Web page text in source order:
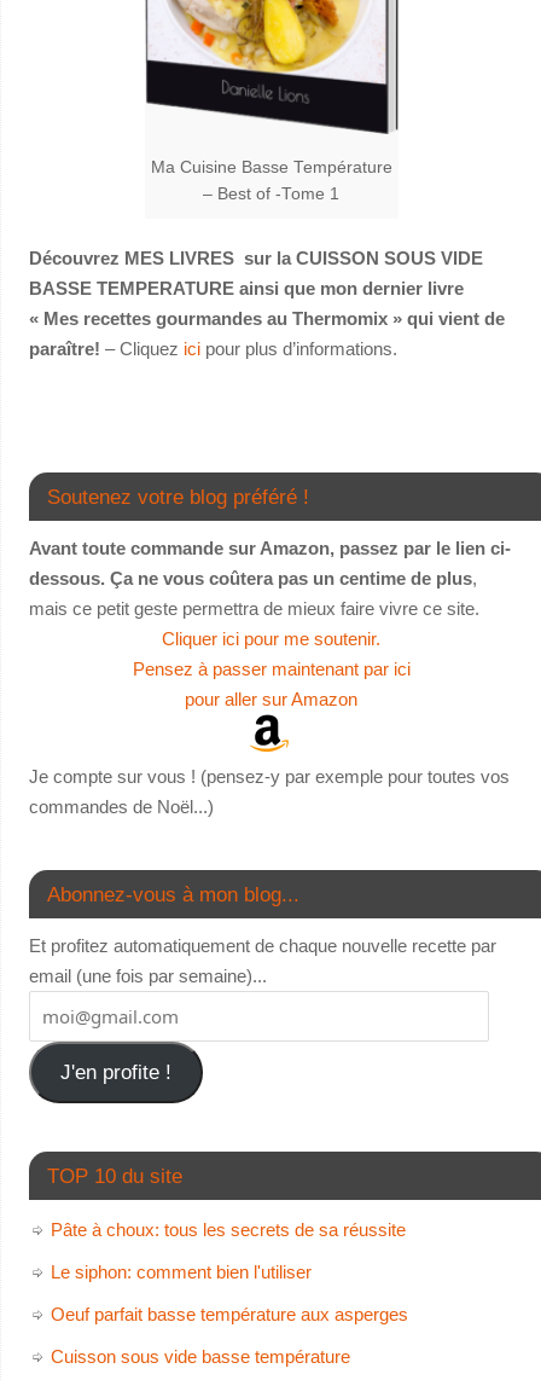
Ma Cuisine Basse Température
– Best of -Tome 1
Découvrez MES LIVRES sur la CUISSON SOUS VIDE
BASSE TEMPERATURE ainsi que mon dernier livre
« Mes recettes gourmandes au Thermomix » qui vient de
paraître! – Cliquez icipour plus d’informations.
Soutenez votre blog préféré !
Avant toute commande sur Amazon, passez par le lien ci-
dessous. Ça ne vous coûtera pas un centime de plus,
mais ce petit geste permettra de mieux faire vivre ce site.
Cliquer ici pour me soutenir.
Pensez à passer maintenant par ici
pour aller sur Amazon
Je compte sur vous ! (pensez-y par exemple pour toutes vos
commandes de Noël...)
Abonnez-vous à mon blog...
Et profitez automatiquement de chaque nouvelle recette par
email (une fois par semaine)...
J'en profite !
TOP 10 du site
Pâte à choux: tous les secrets de sa réussite
Le siphon: comment bien l'utiliser
Oeuf parfait basse température aux asperges
Cuisson sous vide basse température